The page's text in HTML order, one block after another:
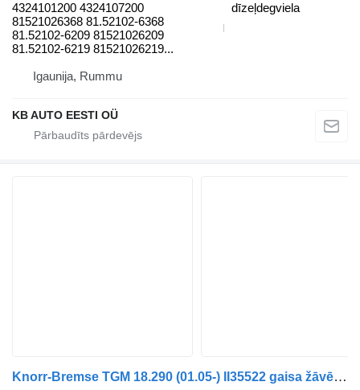
4324101200 4324107200
81521026368 81.52102-6368
81.52102-6209 81521026209
81.52102-6219 81521026219...
dīzeļdegviela
Igaunija, Rummu
KB AUTO EESTI OÜ
Knorr-Bremse TGM 18.290 (01.05-) II35522 gaisa žāvētājs paredzēts MAN TGL, TGM, TGS, TGX (2005-2021) kravas automašīnas